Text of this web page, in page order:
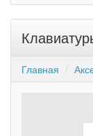
Главная